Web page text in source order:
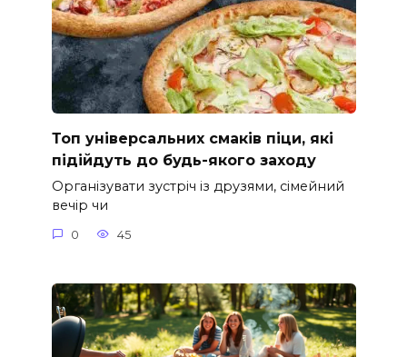
Топ універсальних смаків піци, які
підійдуть до будь-якого заходу
Організувати зустріч із друзями, сімейний
вечір чи
0 45